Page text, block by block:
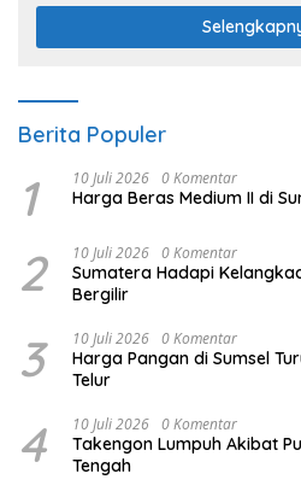
Berita Populer
1 10 Juli 2026 0 Komentar
Harga Beras Medium II di
2 10 Juli 2026 0 Komentar
Sumatera Hadapi
Bergilir
3 10 Juli 2026 0 Komentar
Harga Pangan di Sumsel
Telur
4 10 Juli 2026 0 Komentar
Takengon Lumpuh Akibat
Tengah